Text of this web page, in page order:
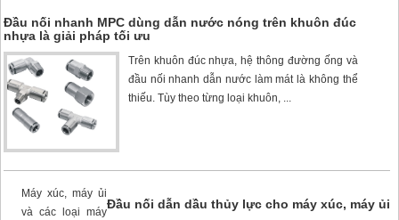
Đầu nối nhanh MPC dùng dẫn nước nóng trên khuôn đúc
nhựa là giải pháp tối ưu
Trên khuôn đúc nhựa, hệ thông đường ống và
đầu nối nhanh dẫn nước làm mát là không thể
thiếu. Tùy theo từng loại khuôn, ...
Đầu nối dẫn dầu thủy lực cho máy xúc, máy ủi
Máy xúc, máy ủi
và các loại máy